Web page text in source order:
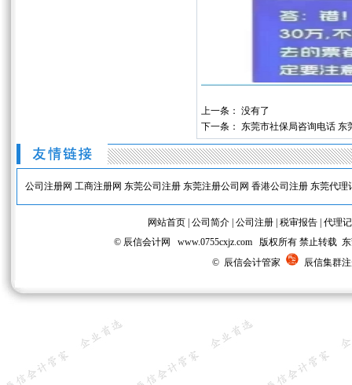
上一条： 没有了
下一条： 东莞市社保局咨询电话 东
公司注册网 工商注册网 东莞公司注册 东莞注册公司网 香港公司注册 东莞代理
网站首页 公司简介 公司注册 税审报告 代理
© 辰信会计网 www.0755cxjz.com 版权所有 禁止转载
© 辰信会计管家
辰信集群